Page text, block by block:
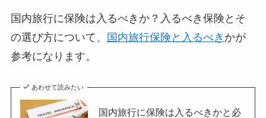
国内旅行に保険は入るべきか？入るべき保険とそ
の選び方について、
国内旅行保険と入るべき かが
参考になります。
あわせて読みたい
国内旅行に保険は入るべきかと必